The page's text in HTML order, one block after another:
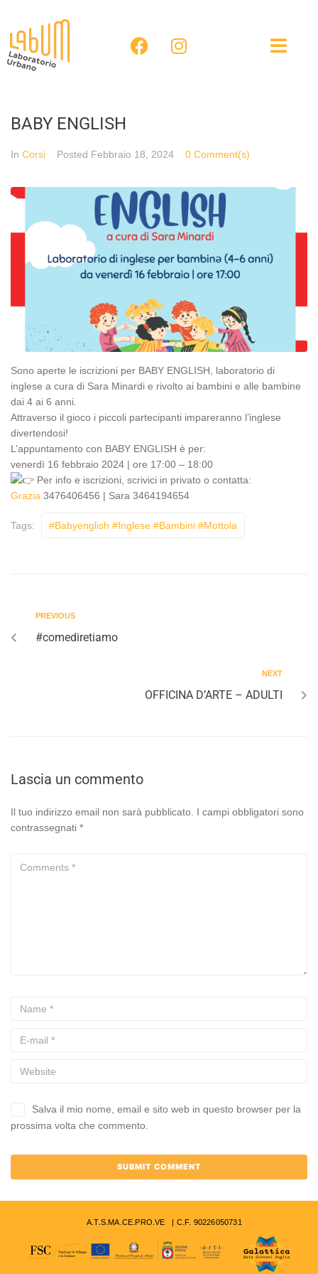
BABY ENGLISH
In Corsi Posted Febbraio 18, 2024 0 Comment(s)
Sono aperte le iscrizioni per BABY ENGLISH, laboratorio di
inglese a cura di Sara Minardi e rivolto ai bambini e alle bambine
dai 4 ai 6 anni.
Attraverso il gioco i piccoli partecipanti impareranno l’inglese
divertendosi!
L’appuntamento con BABY ENGLISH è per:
venerdì 16 febbraio 2024 | ore 17:00 – 18:00
Per info e iscrizioni, scrivici in privato o contatta:
Grazia 3476406456 | Sara 3464194654
Tags: #babyenglish #inglese #bambini #mottola
PREVIOUS
#comediretiamo
NEXT
OFFICINA D’ARTE – ADULTI
Lascia un commento
Il tuo indirizzo email non sarà pubblicato. I campi obbligatori sono
contrassegnati *
Salva il mio nome, email e sito web in questo browser per la
prossima volta che commento.
A.T.S.MA.CE.PRO.VE | C.F. 90226050731